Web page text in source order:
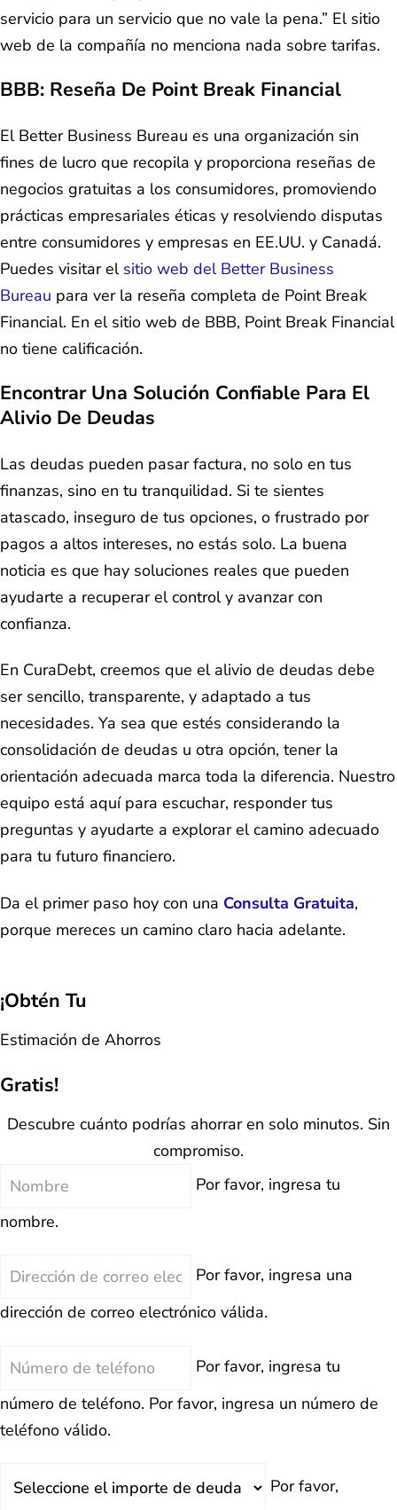
servicio para un servicio que no vale la pena.” El sitio
web de la compañía no menciona nada sobre tarifas.
BBB: Reseña De Point Break Financial
El Better Business Bureau es una organización sin
fines de lucro que recopila y proporciona reseñas de
negocios gratuitas a los consumidores, promoviendo
prácticas empresariales éticas y resolviendo disputas
entre consumidores y empresas en EE.UU. y Canadá.
Puedes visitar el sitio web del Better Business
Bureau para ver la reseña completa de Point Break
Financial. En el sitio web de BBB, Point Break Financial
no tiene calificación.
Encontrar Una Solución Confiable Para El
Alivio De Deudas
Las deudas pueden pasar factura, no solo en tus
finanzas, sino en tu tranquilidad. Si te sientes
atascado, inseguro de tus opciones, o frustrado por
pagos a altos intereses, no estás solo. La buena
noticia es que hay soluciones reales que pueden
ayudarte a recuperar el control y avanzar con
confianza.
En CuraDebt, creemos que el alivio de deudas debe
ser sencillo, transparente, y adaptado a tus
necesidades. Ya sea que estés considerando la
consolidación de deudas u otra opción, tener la
orientación adecuada marca toda la diferencia. Nuestro
equipo está aquí para escuchar, responder tus
preguntas y ayudarte a explorar el camino adecuado
para tu futuro financiero.
Da el primer paso hoy con una Consulta Gratuita,
porque mereces un camino claro hacia adelante.
¡Obtén Tu
Estimación de Ahorros
Gratis!
Descubre cuánto podrías ahorrar en solo minutos. Sin
compromiso.
Nombre
Por favor, ingresa tu
nombre.
Correo
Por favor, ingresa una
dirección de correo electrónico válida.
Teléfono
Por favor, ingresa tu
número de teléfono. Por favor, ingresa un número de
teléfono válido.
Por favor,